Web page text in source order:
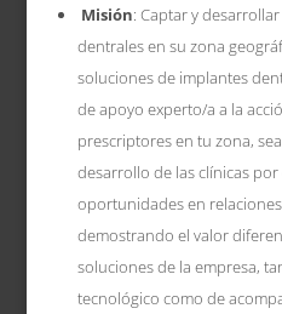
Misión: Captar y
dentrales en su zona
soluciones de implantes
de apoyo experto/a a la
prescriptores en tu zona,
desarrollo de las clínicas
oportunidades en
demostrando el valor
soluciones de la empresa,
tecnológico como de